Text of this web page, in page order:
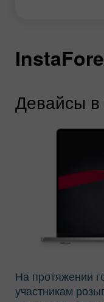
Девайсы в
На протяжении
участникам